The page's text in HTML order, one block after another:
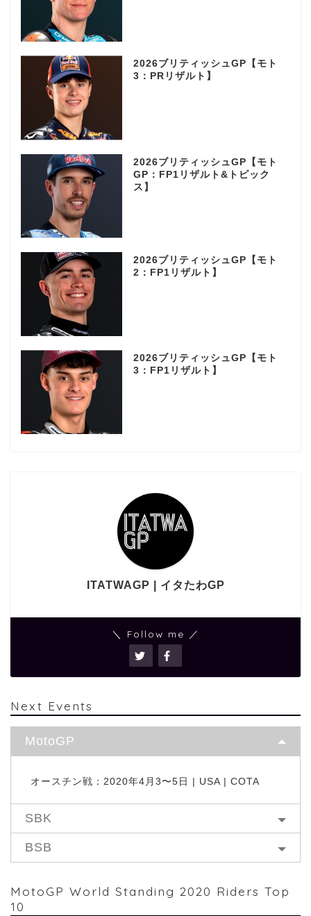
2026ブリティッシュGP【モト
3：PRリザルト】
2026ブリティッシュGP【モト
GP：FP1リザルト&トピック
ス】
2026ブリティッシュGP【モト
2：FP1リザルト】
2026ブリティッシュGP【モト
3：FP1リザルト】
ITATWAGP | イタたわGP
＼ Follow me ／
Next Events
MotoGP
オースチン戦：2020年4月3〜5日 | USA | COTA
SBK
BSB
MotoGP World Standing 2020 Riders Top
10